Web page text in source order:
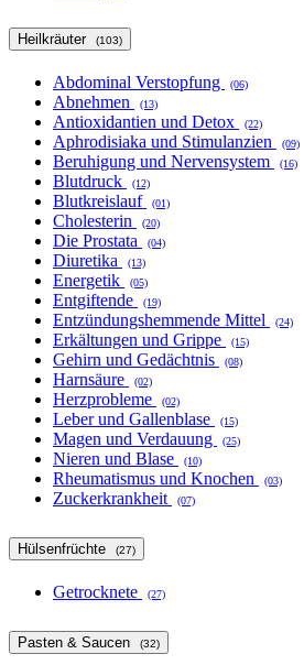
Heilkräuter (103)
Abdominal Verstopfung (06)
Abnehmen (13)
Antioxidantien und Detox (22)
Aphrodisiaka und Stimulanzien (09)
Beruhigung und Nervensystem (16)
Blutdruck (12)
Blutkreislauf (01)
Cholesterin (20)
Die Prostata (04)
Diuretika (13)
Energetik (05)
Entgiftende (19)
Entzündungshemmende Mittel (24)
Erkältungen und Grippe (15)
Gehirn und Gedächtnis (08)
Harnsäure (02)
Herzprobleme (02)
Leber und Gallenblase (15)
Magen und Verdauung (25)
Nieren und Blase (10)
Rheumatismus und Knochen (03)
Zuckerkrankheit (07)
Hülsenfrüchte (27)
Getrocknete (27)
Pasten & Saucen (32)